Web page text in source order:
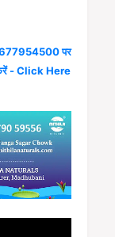
पर
- Click Here